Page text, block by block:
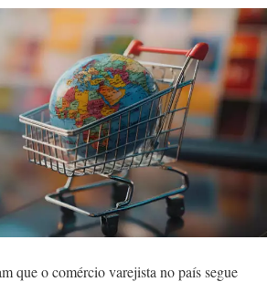
que o comércio varejista no país segue